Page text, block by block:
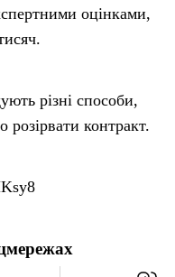
оцінками,
різні способи,
розірвати контракт.